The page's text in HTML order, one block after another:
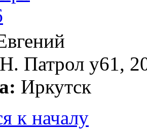
Н. Патрол у61,
Иркутск
к началу